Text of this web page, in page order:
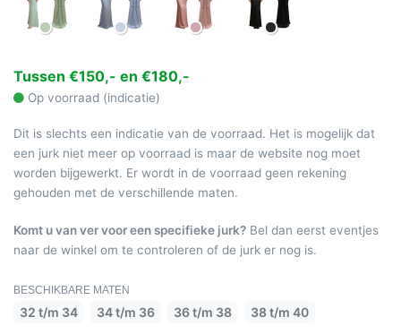
Tussen €150,- en €180,-
Op voorraad (indicatie)
Dit is slechts een indicatie van de voorraad. Het is mogelijk dat
een jurk niet meer op voorraad is maar de website nog moet
worden bijgewerkt. Er wordt in de voorraad geen rekening
gehouden met de verschillende maten.
Komt u van ver voor een specifieke jurk? Bel dan eerst eventjes
naar de winkel om te controleren of de jurk er nog is.
BESCHIKBARE MATEN
32 t/m 34 34 t/m 36 36 t/m 38 38 t/m 40